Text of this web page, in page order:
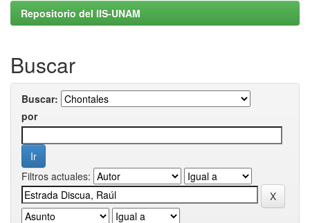
Repositorio del IIS-UNAM
Buscar
Buscar:
por
Filtros actuales: